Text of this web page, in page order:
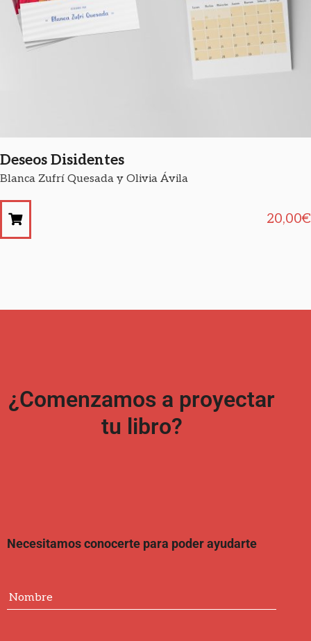
Deseos Disidentes
Blanca Zufrí Quesada y Olivia Ávila
20,00€
¿Comenzamos a proyectar
tu libro?
Necesitamos conocerte para poder ayudarte